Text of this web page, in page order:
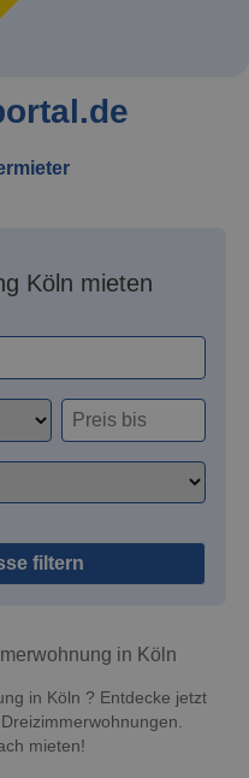
Köln mieten
filtern
in Köln
in Köln ? Entdecke jetzt
mieten!